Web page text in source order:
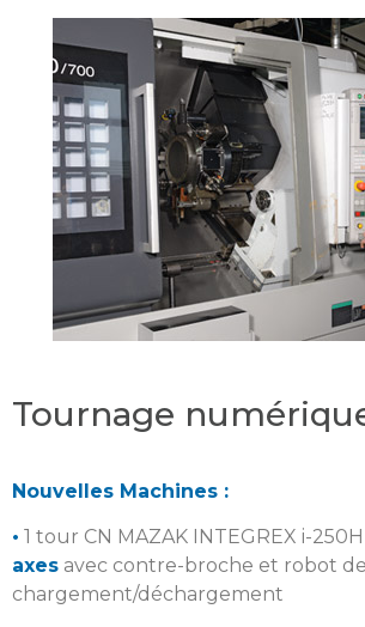
Tournage
Nouvelles Machines :
• 1 tour CN MAZAK INTEGREX i-
axes avec contre-broche et robot de
chargement/déchargement